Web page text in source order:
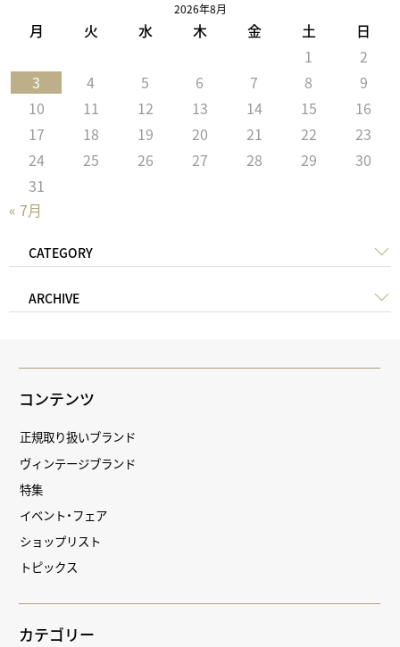
2026年8月
月 火 水 木 金 土 日
« 7月
1
2
3
4 5 6 7 8
9
10
11 12 13 14 15
16
17
18 19 20 21 22
23
24
25 26 27 28 29
30
31
CATEGORY
ARCHIVE
コンテンツ
正規取り扱いブランド
ヴィンテージブランド
特集
イベント・フェア
ショップリスト
トピックス
カテゴリー